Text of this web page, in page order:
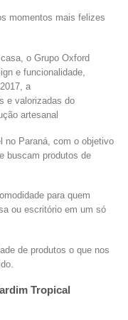
momentos mais felizes
o Grupo Oxford
e funcionalidade,
a
e valorizadas do
artesanal
no Paraná, com o objetivo
buscam produtos de
para quem
ou escritório em um só
de produtos o que nos
Tropical